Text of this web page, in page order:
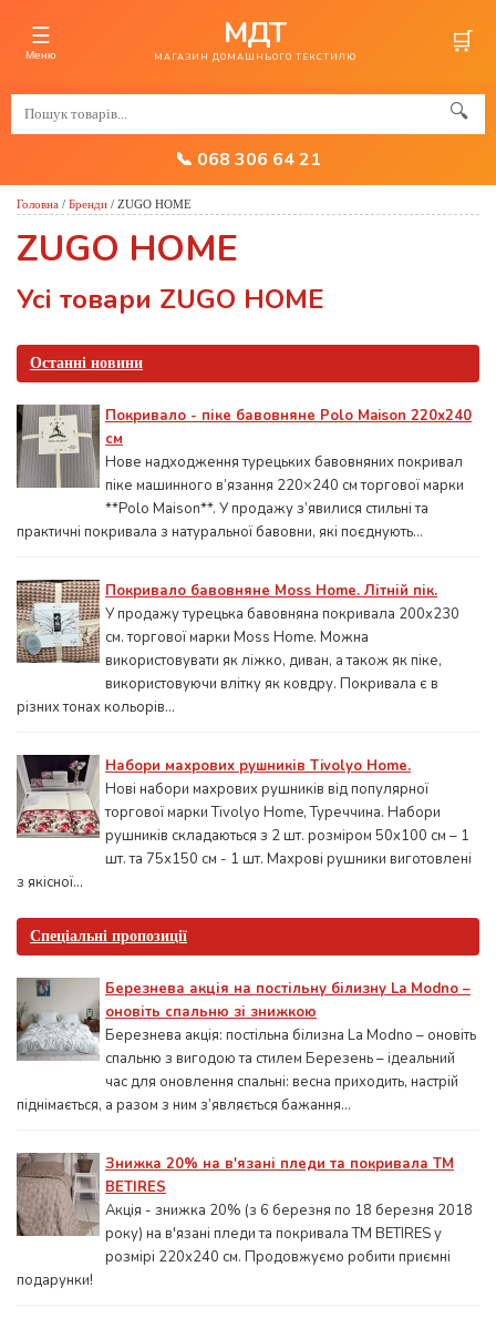
☰
Меню
МДТ
МАГАЗИН ДОМАШНЬОГО ТЕКСТИЛЮ 🛒
🔍
📞 068 306 64 21
Останні новини
Покривало - піке бавовняне Polo Maison 220х240
см
Нове надходження турецьких бавовняних покривал
піке машинного в’язання 220×240 см торгової марки
**Polo Maison**. У продажу з’явилися стильні та
практичні покривала з натуральної бавовни, які поєднують...
Покривало бавовняне Moss Home. Літній пік.
У продажу турецька бавовняна покривала 200x230
см. торгової марки Moss Home. Можна
використовувати як ліжко, диван, а також як піке,
використовуючи влітку як ковдру. Покривала є в
різних тонах кольорів...
Набори махрових рушників Tivolyo Home.
Нові набори махрових рушників від популярної
торгової марки Tivolyo Home, Туреччина. Набори
рушників складаються з 2 шт. розміром 50x100 см – 1
шт. та 75х150 см - 1 шт. Махрові рушники виготовлені
з якісної...
Спеціальні пропозиції
Березнева акція на постільну білизну La Modno –
оновіть спальню зі знижкою
Березнева акція: постільна білизна La Modno – оновіть
спальню з вигодою та стилем Березень – ідеальний
час для оновлення спальні: весна приходить, настрій
піднімається, а разом з ним з’являється бажання...
Знижка 20% на в'язані пледи та покривала ТМ
BETIRES
Акція - знижка 20% (з 6 березня по 18 березня 2018
року) на в'язані пледи та покривала ТМ BETIRES у
розмірі 220х240 см. Продовжуємо робити приємні
подарунки!
Головна / Бренди / ZUGO HOME
ZUGO HOME
Усі товари ZUGO HOME